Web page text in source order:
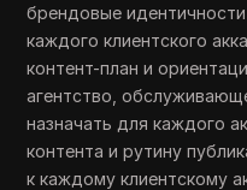
брендовые
каждого клиентского
контент-план и
агентство,
назначать для каждого
контента и рутину
к каждому клиентскому